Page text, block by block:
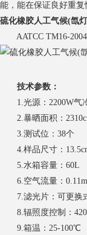
能，能在保证良好重
硫化橡胶人工气候(氙
AATCC TM16-2004;
技术参数：
1.光源：2200W气
2.暴晒面积：
3.测试位：38个
4.样品尺寸：
5.水箱容量：60L
6.空气流量：
7.滤光片：可更换
8.辐照度控制：420
9.箱温：25-100℃